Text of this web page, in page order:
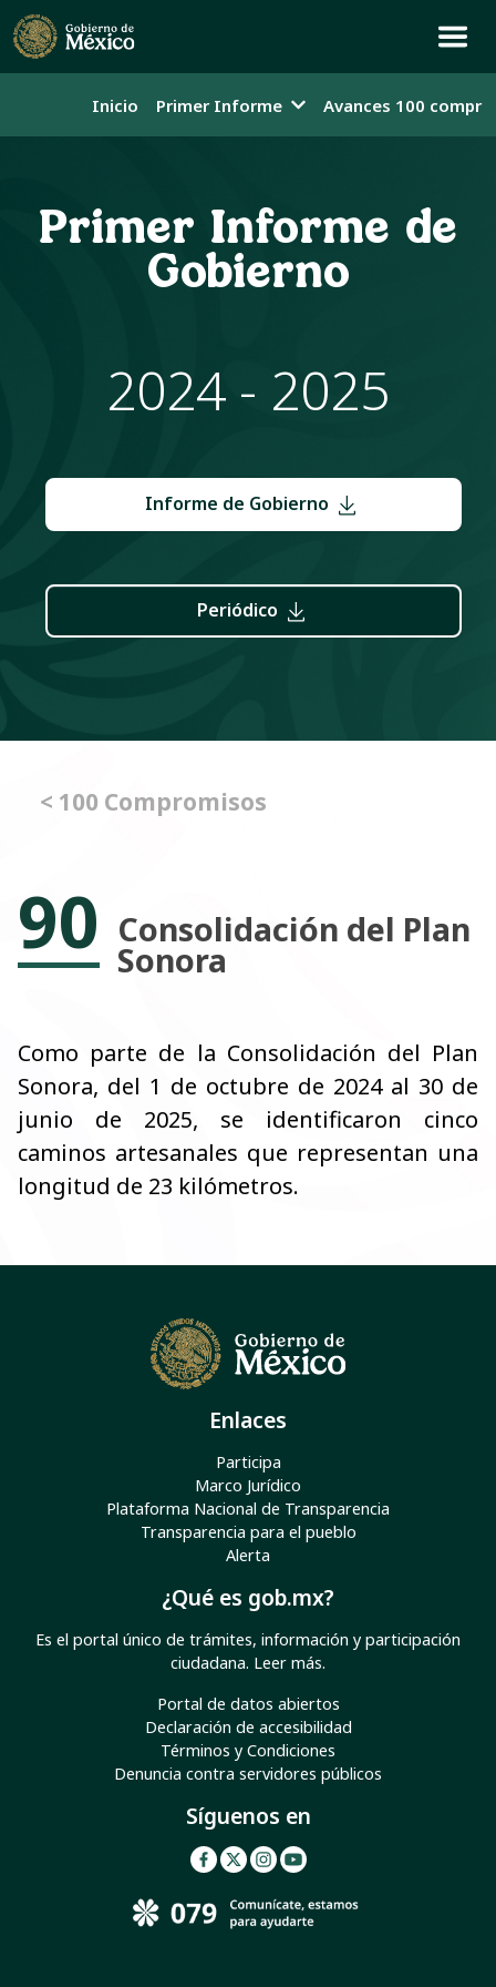
Inicio Primer Informe Avances 100
Primer Informe de
Gobierno
2024 - 2025
Informe de Gobierno
Periódico
< 100 Compromisos
90 Consolidación del Plan
Sonora
Como parte de la Consolidación del Plan
Sonora, del 1 de octubre de 2024 al 30 de
junio de 2025, se identificaron cinco
caminos artesanales que representan una
longitud de 23 kilómetros.
Enlaces
Participa
Marco Jurídico
Plataforma Nacional de Transparencia
Transparencia para el pueblo
Alerta
¿Qué es gob.mx?
Es el portal único de trámites, información y participación
ciudadana. Leer más.
Portal de datos abiertos
Declaración de accesibilidad
Términos y Condiciones
Denuncia contra servidores públicos
Síguenos en